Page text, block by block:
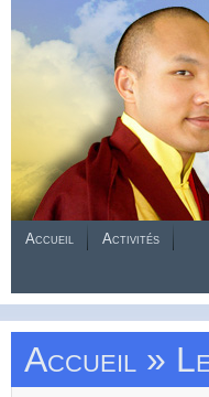
Accueil Activités
Accueil »